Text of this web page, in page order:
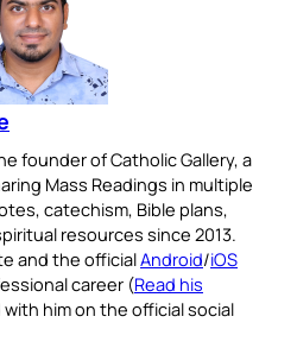
founder of Catholic Gallery, a
Mass Readings in multiple
catechism, Bible plans,
resources since 2013.
and the officialAndroid/iOS
career (Read his
him on the official social